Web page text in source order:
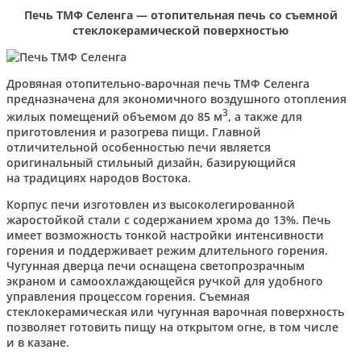
Печь ТМФ Селенга — отопительная печь со съемной
стеклокерамической поверхностью
Дровяная отопительно-варочная печь ТМФ Селенга
предназначена для экономичного воздушного отопления
жилых помещений объемом до 85 м3, а также для
приготовления и разогрева пищи. Главной
отличительной особенностью печи является
оригинальный стильный дизайн, базирующийся
на традициях народов Востока.
Корпус печи изготовлен из высоколегированной
жаростойкой стали с содержанием хрома до 13%. Печь
имеет возможность тонкой настройки интенсивности
горения и поддерживает режим длительного горения.
Чугунная дверца печи оснащена светопрозрачным
экраном и самоохлаждающейся ручкой для удобного
управления процессом горения. Съемная
стеклокерамическая или чугунная варочная поверхность
позволяет готовить пищу на открытом огне, в том числе
и в казане.